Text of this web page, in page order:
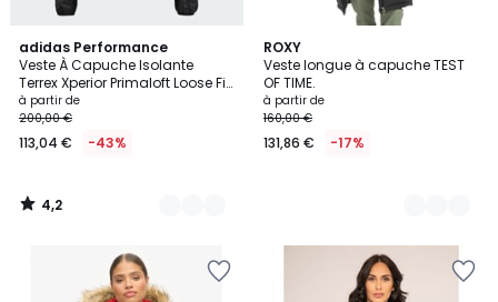
adidas Performance
Veste À Capuche Isolante
Terrex Xperior Primaloft Loose Fill
Veste À Capuche Isolante
Terrex Xperior Primaloft Loose Fill
à partir de
200,00 €
113,04 € -43%
4,2
/ 5
5
Couleurs
4,2
/
ROXY
Veste longue à capuche TEST
OF TIME.
à partir de
160,00 €
131,86 € -17%
2
Couleurs